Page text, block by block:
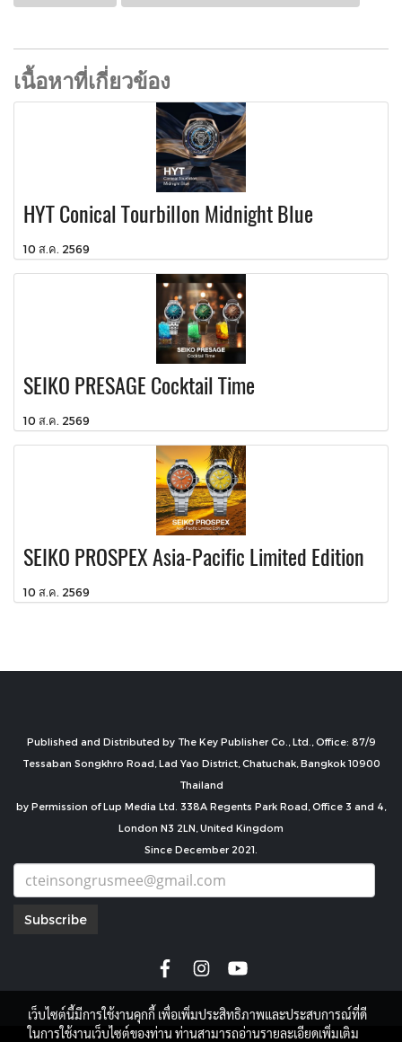
เนื้อหาที่เกี่ยวข้อง
HYT Conical Tourbillon Midnight Blue
10 ส.ค. 2569
SEIKO PRESAGE Cocktail Time
10 ส.ค. 2569
SEIKO PROSPEX Asia-Pacific Limited Edition
10 ส.ค. 2569
Published and Distributed by The Key Publisher Co., Ltd., Office: 87/9
Tessaban Songkhro Road, Lad Yao District, Chatuchak, Bangkok 10900
Thailand
by Permission of Lup Media Ltd. 338A Regents Park Road, Office 3 and 4,
London N3 2LN, United Kingdom
Since December 2021.
Subscribe
เว็บไซต์นี้มีการใช้งานคุกกี้ เพื่อเพิ่มประสิทธิภาพและประสบการณ์ที่ดี
ในการใช้งานเว็บไซต์ของท่าน ท่านสามารถอ่านรายละเอียดเพิ่มเติม